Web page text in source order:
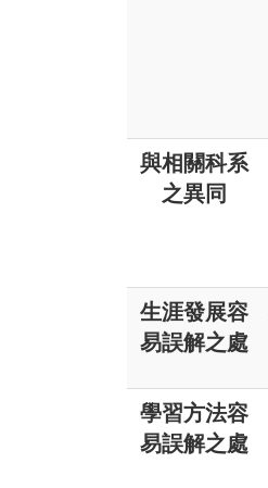
與相關科系
之異同
生涯發展容
易誤解之處
學習方法容
易誤解之處